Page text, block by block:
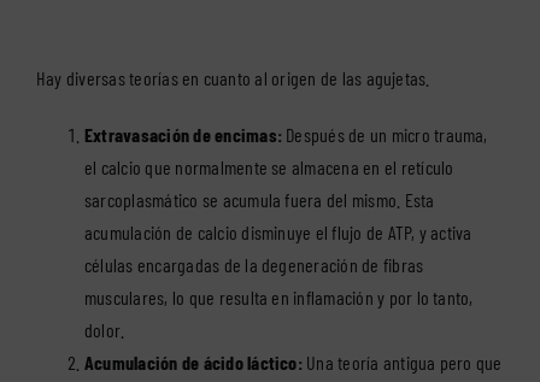
Hay diversas teorías en cuanto al origen de las agujetas.
Extravasación de encimas: Después de un micro trauma,
el calcio que normalmente se almacena en el retículo
sarcoplasmático se acumula fuera del mismo. Esta
acumulación de calcio disminuye el flujo de ATP, y activa
células encargadas de la degeneración de fibras
musculares, lo que resulta en inflamación y por lo tanto,
dolor.
Acumulación de ácido láctico: Una teoría antigua pero que